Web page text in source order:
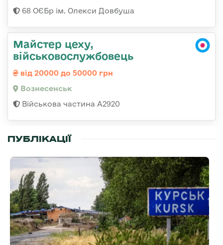
68 ОЄБр ім. Олекси Довбуша
Майстер цеху,
військовослужбовець
від 20000 до 50000 грн
Вознесенськ
Військова частина А2920
ПУБЛІКАЦІЇ